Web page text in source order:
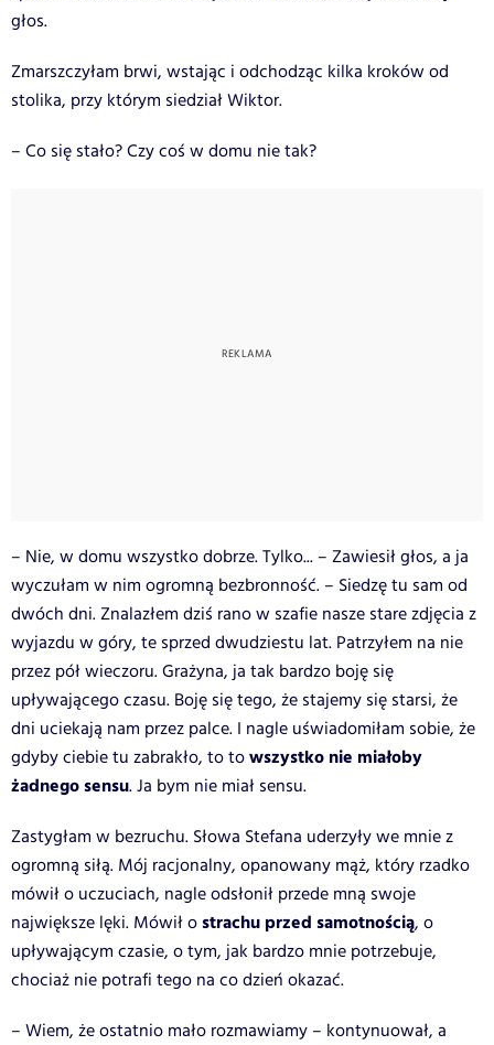
głos.
Zmarszczyłam brwi, wstając i odchodząc kilka kroków od
stolika, przy którym siedział Wiktor.
– Co się stało?Czy coś w domu nie tak?
– Nie, w domu wszystko dobrze. Tylko... – Zawiesił głos, a ja
wyczułam w nim ogromną bezbronność. – Siedzę tu sam od
dwóch dni. Znalazłem dziś rano w szafie nasze stare zdjęcia z
wyjazdu w góry, te sprzed dwudziestu lat. Patrzyłem na nie
przez pół wieczoru. Grażyna, ja tak bardzo boję się
upływającego czasu. Boję się tego, że stajemy się starsi, że
dni uciekają nam przez palce. I nagle uświadomiłam sobie, że
gdyby ciebie tu zabrakło, to towszystko nie miałoby
żadnego sensu. Ja bym nie miał sensu.
Zastygłam w bezruchu. Słowa Stefana uderzyły we mnie z
ogromną siłą. Mój racjonalny, opanowany mąż, który rzadko
mówił o uczuciach, nagle odsłonił przede mną swoje
największe lęki. Mówił ostrachu przed samotnością, o
upływającym czasie, o tym, jak bardzo mnie potrzebuje,
chociaż nie potrafi tego na co dzień okazać.
– Wiem, że ostatnio mało rozmawiamy – kontynuował, a